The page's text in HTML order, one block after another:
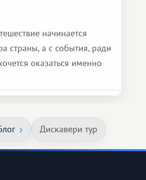
начинается
страны, а с события, ради
оказаться именно
Дискавери тур